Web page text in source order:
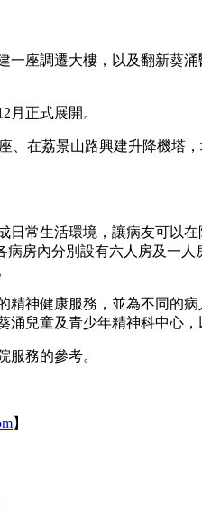
座調遷大樓，以及翻新葵
月正式展開。
在荔景山路興建升降機塔
常生活環境，讓病友可以
房內分別設有六人房及一
神健康服務，並為不同的
兒童及青少年精神科中心，
務的參考。
】